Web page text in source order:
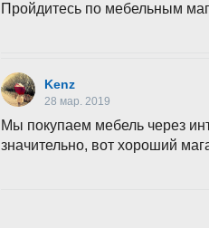
Пройдитесь по мебельным
Kenz
28 мар. 2019
Мы покупаем мебель через
значительно, вот хороший